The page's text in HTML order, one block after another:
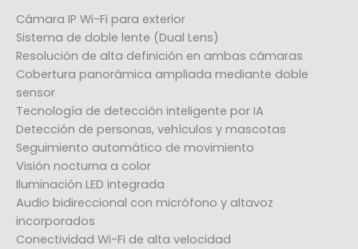
Cámara IP Wi-Fi para exterior
Sistema de doble lente (Dual Lens)
Resolución de alta definición en ambas cámaras
Cobertura panorámica ampliada mediante doble
sensor
Tecnología de detección inteligente por IA
Detección de personas, vehículos y mascotas
Seguimiento automático de movimiento
Visión nocturna a color
Iluminación LED integrada
Audio bidireccional con micrófono y altavoz
incorporados
Conectividad Wi-Fi de alta velocidad